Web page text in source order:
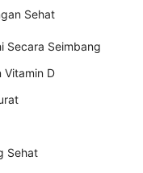
Sehat
Secara Seimbang
Vitamin D
Sehat